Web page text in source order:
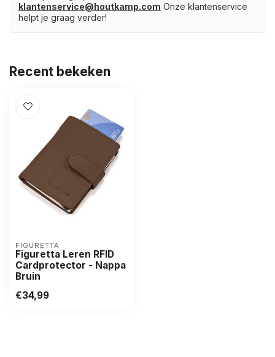
klantenservice@houtkamp.com Onze klantenservice
helpt je graag verder!
Recent bekeken
FIGURETTA
Figuretta Leren RFID
Cardprotector - Nappa
Bruin
€34,99